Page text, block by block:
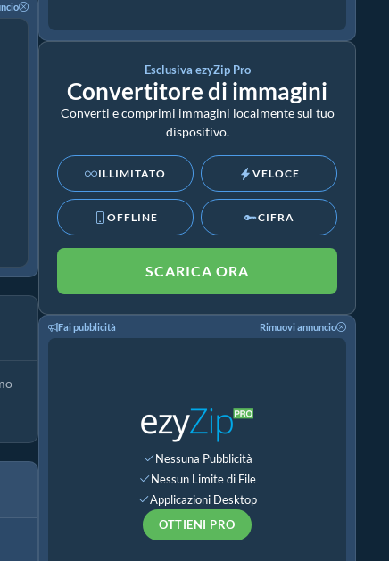
Esclusiva ezyZip Pro
Convertitore di immagini
Converti e comprimi immagini localmente sul tuo
dispositivo.
ILLIMITATO VELOCE
OFFLINE CIFRA
SCARICA ORA
Fai pubblicità Rimuovi annuncio
Nessuna Pubblicità
Nessun Limite di File
Applicazioni Desktop
OTTIENI PRO